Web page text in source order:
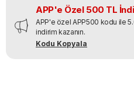
APP'e Özel 500 TL
APP'e özel APP500 kodu ile
indirim kazanın.
Kodu Kopyala